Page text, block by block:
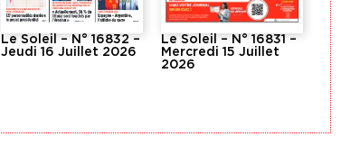
Le Soleil – N° 16832 –
Jeudi 16 Juillet 2026
Le Soleil – N° 16831 –
Mercredi 15 Juillet
2026